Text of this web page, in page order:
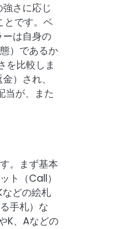
さに応じ
とです。ベ
は自身の
）であるか
を比較しま
）され、
当が、また
。まず基本
ト（Call）
どの絵札
手札）な
K、Aなどの